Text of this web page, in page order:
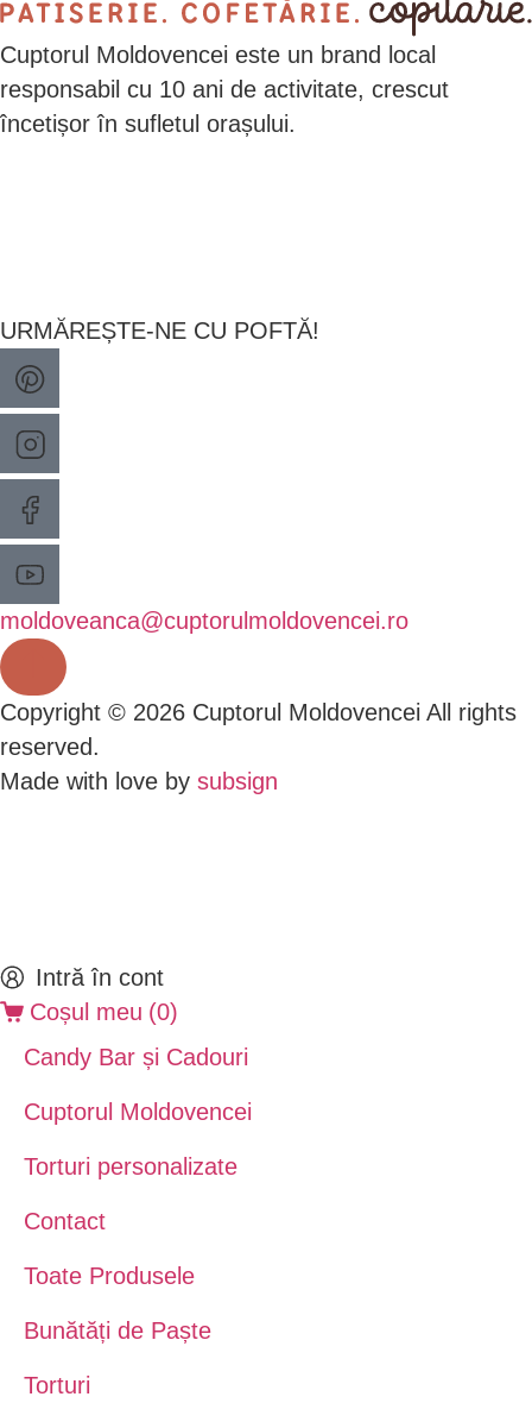
Cuptorul Moldovencei este un brand local
responsabil cu 10 ani de activitate, crescut
încetișor în sufletul orașului.
URMĂREȘTE-NE CU POFTĂ!
moldoveanca@cuptorulmoldovencei.ro
Copyright © 2026 Cuptorul Moldovencei All rights
reserved.
Made with love by subsign
Intră în cont
Coșul meu (0)
Candy Bar și Cadouri
Cuptorul Moldovencei
Torturi personalizate
Contact
Toate Produsele
Bunătăți de Paște
Torturi